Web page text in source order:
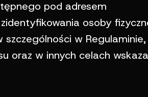
pod adresem
osoby
szczególności w
oraz w innych celach